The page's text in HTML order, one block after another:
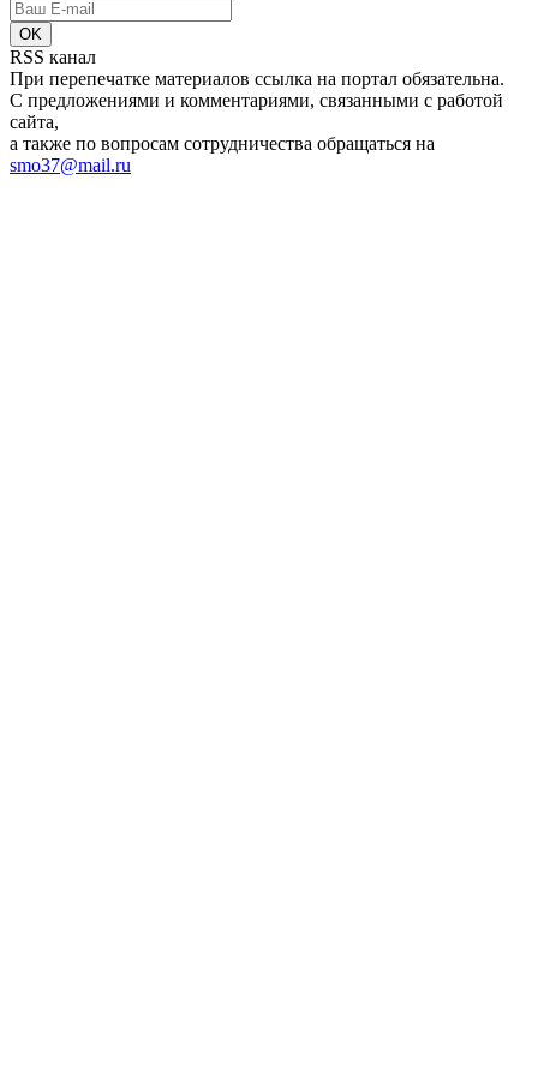
RSS канал
При перепечатке материалов ссылка на портал обязательна.
С предложениями и комментариями, связанными с работой
сайта,
а также по вопросам сотрудничества обращаться на
smo37@mail.ru